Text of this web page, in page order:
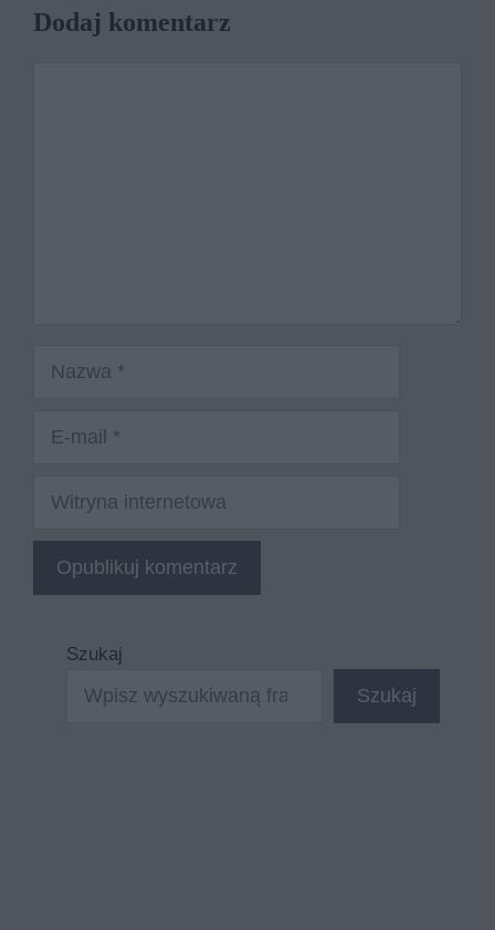
Dodaj komentarz
Witryna
internetowa
Szukaj
Szukaj